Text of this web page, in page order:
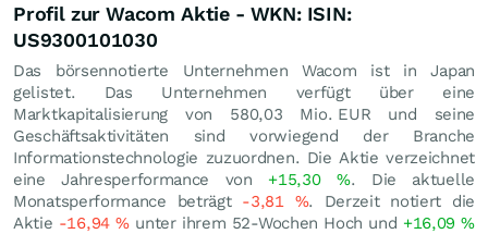
Profil zur Wacom Aktie - WKN: ISIN:
US9300101030
Das börsennotierte Unternehmen Wacom ist in Japan
gelistet. Das Unternehmen verfügt über eine
Marktkapitalisierung von 580,03 Mio. EUR und seine
Geschäftsaktivitäten sind vorwiegend der Branche
Informationstechnologie zuzuordnen. Die Aktie verzeichnet
eine Jahresperformance von +15,30 %. Die aktuelle
Monatsperformance beträgt -3,81 %. Derzeit notiert die
Aktie -16,94%unter ihrem 52-Wochen Hoch und +16,09%